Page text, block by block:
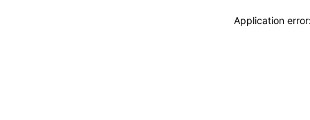
Application